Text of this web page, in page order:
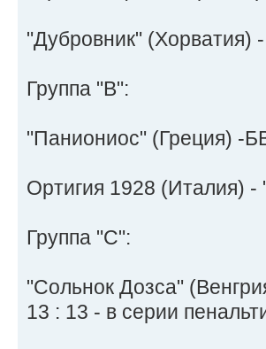
"Дубровник" (Хорватия)
Группа "В":
"Паниониос" (Греция) -
Ортигия 1928 (Италия) -
Группа "C":
"Сольнок Дозса"
13 : 13 - в серии